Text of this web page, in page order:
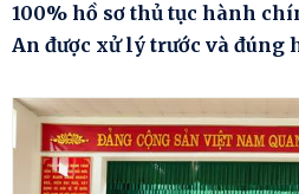
100% hồ sơ thủ tục hành
An được xử lý trước và đúng